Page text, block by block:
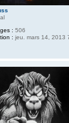
: 506
: jeu. mars 14, 2013